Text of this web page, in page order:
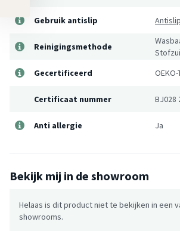
Gebruik antislip
Reinigingsmethode
Gecertificeerd
OEKO-
Certificaat nummer BJ028
Anti allergie Ja
Bekijk mij in de showroom
Helaas is dit product niet te bekijken in een
showrooms.